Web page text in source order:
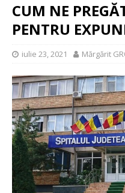
CUM NE
PENTRU
iulie 23, 2021 Mărgărit